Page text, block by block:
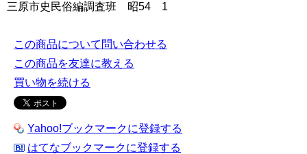
三原市史民俗編調査班 昭54 1
この商品について問い合わせる
この商品を友達に教える
買い物を続ける
Yahoo!ブックマークに登録する
はてなブックマークに登録する